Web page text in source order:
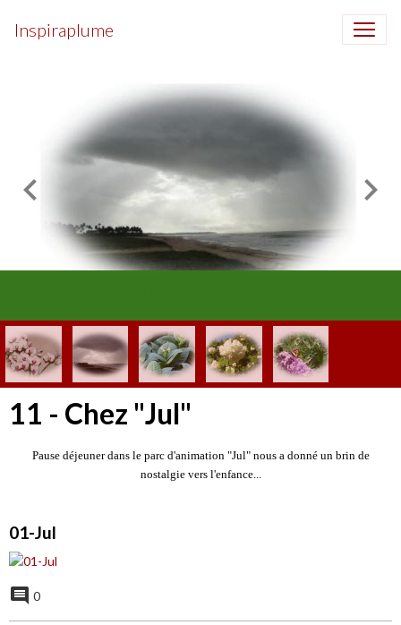
Inspiraplume
11 - Chez "Jul"
Pause déjeuner dans le parc d'animation "Jul" nous a donné un brin de
nostalgie vers l'enfance...
01-Jul
0